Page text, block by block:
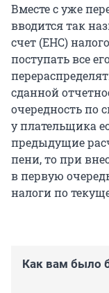
Вместе с уже
вводится так
счет (ЕНС)
поступать все
сданной
очередность по
у плательщика
предыдущие
пени, то при
в первую
налоги по
Как вам было